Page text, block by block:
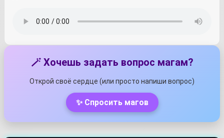
🪄 Хочешь задать вопрос магам?
Открой своё сердце (или просто напиши вопрос)
✨ Спросить магов